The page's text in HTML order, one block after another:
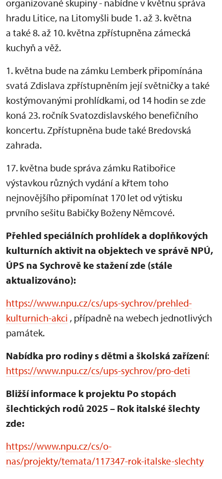
organizované skupiny - nabídne v květnu správa
hradu Litice, na Litomyšli bude 1. až 3. května
a také 8. až 10. května zpřístupněna zámecká
kuchyň a věž.
1. května bude na zámku Lemberk připomínána
svatá Zdislava zpřístupněním její světničky a také
kostýmovanými prohlídkami, od 14 hodin se zde
koná 23. ročník Svatozdislavského benefičního
koncertu. Zpřístupněna bude také Bredovská
zahrada.
17. května bude správa zámku Ratibořice
výstavkou různých vydání a křtem toho
nejnovějšího připomínat 170 let od výtisku
prvního sešitu Babičky Boženy Němcové.
Přehled speciálních prohlídek a doplňkových
kulturních aktivit na objektech ve správě NPÚ,
ÚPS na Sychrově ke stažení zde (stále
aktualizováno):
https://www.npu.cz/cs/ups-sychrov/prehled-
kulturnich-akci , případně na webech jednotlivých
památek.
Nabídka pro rodiny s dětmi a školská zařízení:
https://www.npu.cz/cs/ups-sychrov/pro-deti
Bližší informace k projektu Po stopách
šlechtických rodů 2025 – Rok italské šlechty
zde:
https://www.npu.cz/cs/o-
nas/projekty/temata/117347-rok-italske-slechty